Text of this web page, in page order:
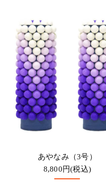
あやなみ（3号）
8,800円(税込)